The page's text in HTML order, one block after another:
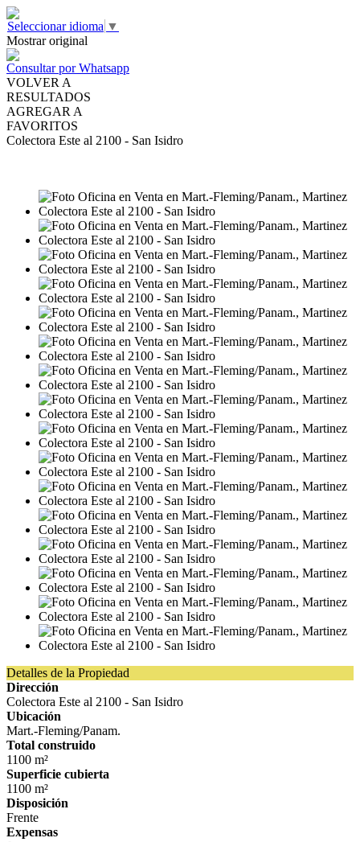
Seleccionar idioma ▼
Mostrar original
Consultar por Whatsapp
VOLVER A
RESULTADOS
AGREGAR A
FAVORITOS
Colectora Este al 2100 - San Isidro
Detalles de la Propiedad
Dirección
Colectora Este al 2100 - San Isidro
Ubicación
Mart.-Fleming/Panam.
Total construido
1100 m²
Superficie cubierta
1100 m²
Disposición
Frente
Expensas